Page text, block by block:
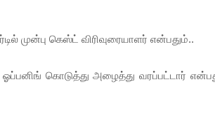
உத்தரவு!
ஆகியோரின் நினைவெழுச்சி நாள் -
அழிப்பிற்கு நீதி கேட்டு நடைபெற்ற
முன்பு கெஸ்ட் விரிவுரையாளர் என்பதும்..
கொடுத்து அழைத்து வரப்பட்டார்